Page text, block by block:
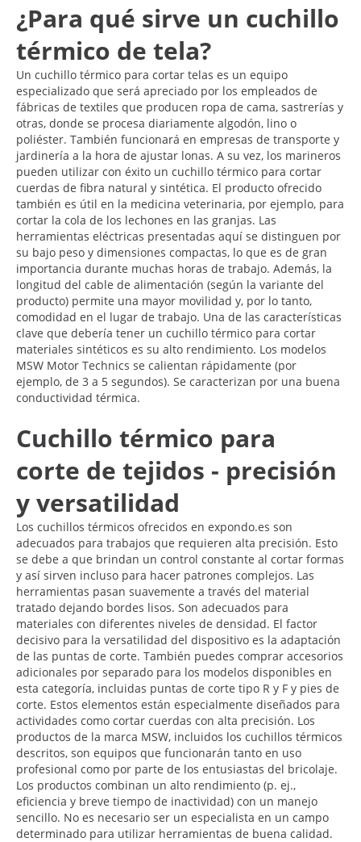
¿Para qué sirve un cuchillo
térmico de tela?
Un cuchillo térmico para cortar telas es un equipo
especializado que será apreciado por los empleados de
fábricas de textiles que producen ropa de cama, sastrerías y
otras, donde se procesa diariamente algodón, lino o
poliéster. También funcionará en empresas de transporte y
jardinería a la hora de ajustar lonas. A su vez, los marineros
pueden utilizar con éxito un cuchillo térmico para cortar
cuerdas de fibra natural y sintética. El producto ofrecido
también es útil en la medicina veterinaria, por ejemplo, para
cortar la cola de los lechones en las granjas. Las
herramientas eléctricas presentadas aquí se distinguen por
su bajo peso y dimensiones compactas, lo que es de gran
importancia durante muchas horas de trabajo. Además, la
longitud del cable de alimentación (según la variante del
producto) permite una mayor movilidad y, por lo tanto,
comodidad en el lugar de trabajo. Una de las características
clave que debería tener un cuchillo térmico para cortar
materiales sintéticos es su alto rendimiento. Los modelos
MSW Motor Technics se calientan rápidamente (por
ejemplo, de 3 a 5 segundos). Se caracterizan por una buena
conductividad térmica.
Cuchillo térmico para
corte de tejidos - precisión
y versatilidad
Los cuchillos térmicos ofrecidos en expondo.es son
adecuados para trabajos que requieren alta precisión. Esto
se debe a que brindan un control constante al cortar formas
y así sirven incluso para hacer patrones complejos. Las
herramientas pasan suavemente a través del material
tratado dejando bordes lisos. Son adecuados para
materiales con diferentes niveles de densidad. El factor
decisivo para la versatilidad del dispositivo es la adaptación
de las puntas de corte. También puedes comprar accesorios
adicionales por separado para los modelos disponibles en
esta categoría, incluidas puntas de corte tipo R y F y pies de
corte. Estos elementos están especialmente diseñados para
actividades como cortar cuerdas con alta precisión. Los
productos de la marca MSW, incluidos los cuchillos térmicos
descritos, son equipos que funcionarán tanto en uso
profesional como por parte de los entusiastas del bricolaje.
Los productos combinan un alto rendimiento (p. ej.,
eficiencia y breve tiempo de inactividad) con un manejo
sencillo. No es necesario ser un especialista en un campo
determinado para utilizar herramientas de buena calidad.